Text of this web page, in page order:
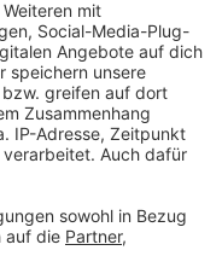
wichtige
mehr am